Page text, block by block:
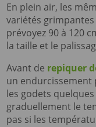
En plein air, les
variétés
prévoyez 90 à 120
la taille et le
Avant de repiquer
un endurcissement
les godets
graduellement le
pas si les